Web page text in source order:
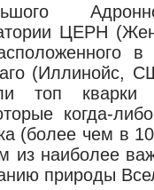
ЦЕРН
(Иллинойс,
топ
когда-
(более чем в
из наиболее
природы